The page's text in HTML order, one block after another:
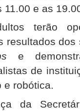
11.00 e as
terão
resultados
e
de
e robótica.
da